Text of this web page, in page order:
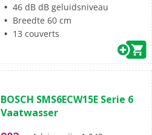
46 dB dB geluidsniveau
Breedte 60 cm
13 couverts
BOSCH SMS6ECW15E Serie 6
Vaatwasser